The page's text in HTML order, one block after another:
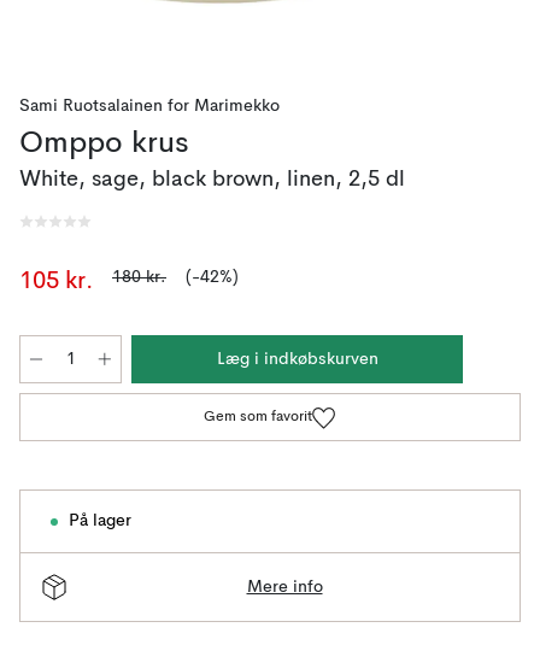
Sami Ruotsalainen for Marimekko
Omppo krus
White, sage, black brown, linen, 2,5 dl
105 kr. 180 kr. (-42%)
Læg i indkøbskurven
Gem som favorit
På lager
Mere info